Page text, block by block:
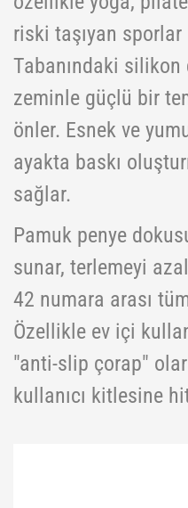
riski taşıyan
Tabanındaki
zeminle güçlü bir
önler. Esnek ve
ayakta baskı
sağlar.
Pamuk penye
sunar, terlemeyi
42 numara arası
Özellikle ev içi
"anti-slip çorap"
kullanıcı kitlesine